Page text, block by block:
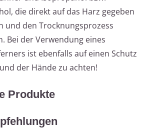
die direkt auf das Harz gegeben
und den Trocknungsprozess
Bei der Verwendung eines
ist ebenfalls auf einen Schutz
der Hände zu achten!
Produkte